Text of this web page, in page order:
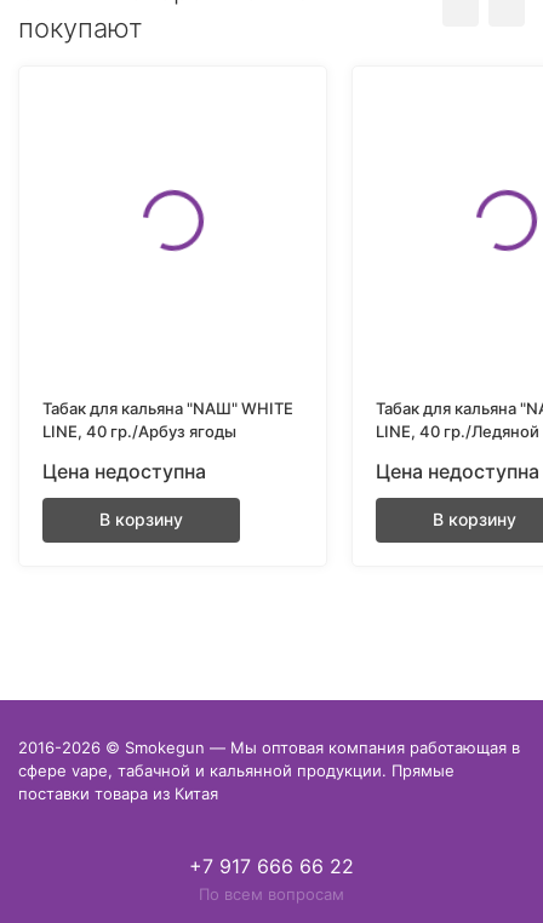
покупают
Табак для кальяна "NAШ" WHITE
LINE, 40 гр./Арбуз ягоды
Цена недоступна
В корзину
Табак для кальяна
LINE, 40 гр./Ледяной
Цена недоступна
В корзину
2016-2026 © Smokegun — Мы оптовая компания работающая в
сфере vape, табачной и кальянной продукции. Прямые
поставки товара из Китая
+7 917 666 66 22
По всем вопросам